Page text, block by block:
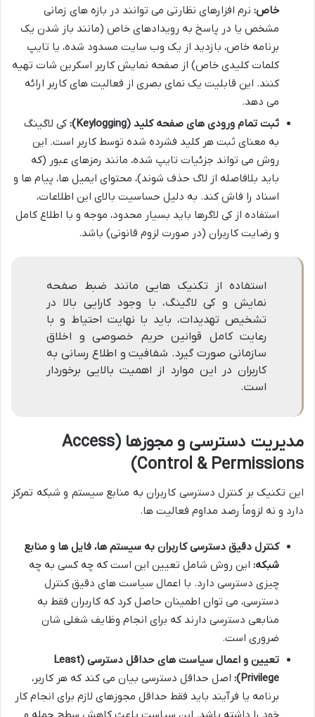
خاص: نرم افزارهای نظارتی می توانند در بازه های زمانی
مشخص یا در پاسخ به رویدادهای خاص (مانند باز شدن یک
برنامه خاص، بازدید از یک وب سایت مسدود شده، یا تایپ
کلمات کلیدی خاص) از صفحه نمایش کاربر اسکرین شات تهیه
کنند. این قابلیت یک نمای بصری از فعالیت های کاربر ارائه
می دهد.
ثبت تمام ورودی های صفحه کلید (Keylogging):
کی لاگینگ
به معنای ثبت هر کلید فشرده شده توسط کاربر است. این
روش می تواند جزئیات تایپ شده، مانند رمزهای عبور (که
باید بلافاصله از لاگ حذف شوند)، محتوای ایمیل ها، پیام ها و
اسناد را فاش کند. به دلیل حساسیت بالای این اطلاعات،
استفاده از کی لاگرها باید بسیار محدود، موجه و با اطلاع کامل
و رضایت کاربران (در صورت لزوم قانونی) باشد.
استفاده از تکنیک هایی مانند ضبط صفحه
نمایش و کی لاگینگ، با وجود کارایی بالا در
تشخیص تهدیدات، باید با نهایت احتیاط و با
رعایت کامل قوانین حریم خصوصی و اخلاق
سازمانی صورت گیرد. شفافیت و اطلاع رسانی به
کاربران در این موارد از اهمیت بالایی برخوردار
است.
مدیریت دسترسی و مجوزها (Access
Control & Permissions)
این تکنیک بر کنترل دسترسی کاربران به منابع سیستم و شبکه تمرکز
دارد و نه لزوماً رصد مداوم فعالیت ها.
کنترل دقیق دسترسی کاربران به سیستم ها، فایل ها و منابع
شبکه: این روش شامل تعیین این است که چه کسی به چه
چیزی دسترسی دارد. با اعمال سیاست های دقیق کنترل
دسترسی، می توان اطمینان حاصل کرد که کاربران فقط به
منابعی دسترسی دارند که برای انجام وظایف شغلی شان
ضروری است.
تعیین و اعمال سیاست های حداقل دسترسی (Least
Privilege):
اصل حداقل دسترسی بیان می کند که هر کاربر،
برنامه یا فرآیند باید فقط حداقل مجوزهای لازم برای انجام کار